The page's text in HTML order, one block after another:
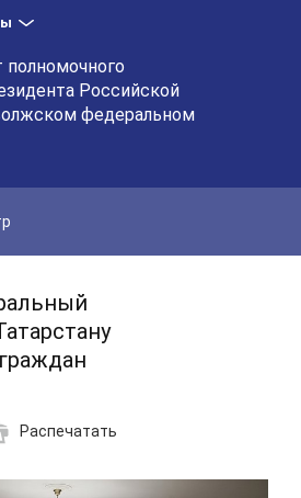
Российской
федеральном
Распечатать